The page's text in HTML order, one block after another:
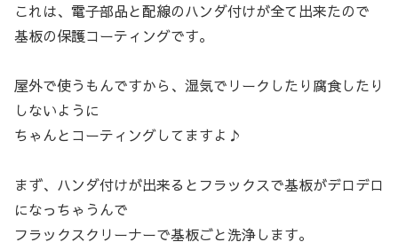
これは、電子部品と配線のハンダ付けが全て出来たので
基板の保護コーティングです。
屋外で使うもんですから、湿気でリークしたり腐食したり
しないように
ちゃんとコーティングしてますよ♪
まず、ハンダ付けが出来るとフラックスで基板がデロデロ
になっちゃうんで
フラックスクリーナーで基板ごと洗浄します。